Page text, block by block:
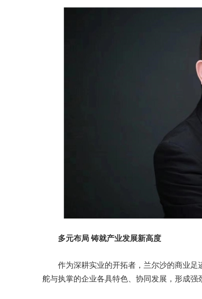
多元布局 铸就产业发展新高度
作为深耕实业的开拓者，兰尔沙的商业
舵与执掌的企业各具特色、协同发展，形成强